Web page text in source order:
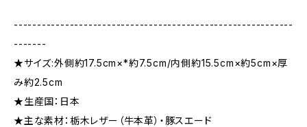
------------------------------------------------------------
-------
★サイズ:外側約17.5cm×*約7.5cm/内側約15.5cm×約5cm×厚
み約2.5cm
★生産国：日本
★主な素材：栃木レザー（牛本革）・豚スエード